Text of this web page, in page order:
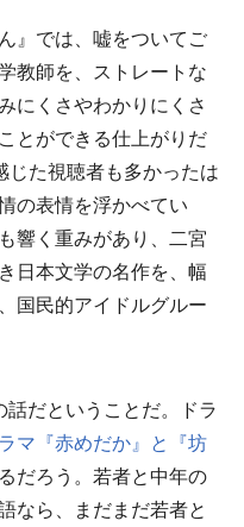
』では、嘘をついてご
教師を、ストレートな
にくさやわかりにくさ
とができる仕上がりだ
じた視聴者も多かったは
の表情を浮かべてい
響く重みがあり、二宮
日本文学の名作を、幅
国民的アイドルグルー
だということだ。ドラ
マ『赤めだか』と『坊
だろう。若者と中年の
なら、まだまだ若者と